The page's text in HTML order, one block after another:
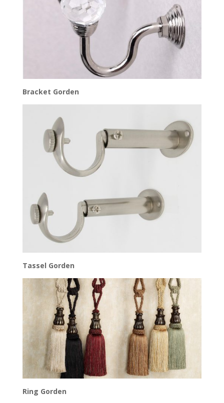
Bracket Gorden
Tassel Gorden
Ring Gorden